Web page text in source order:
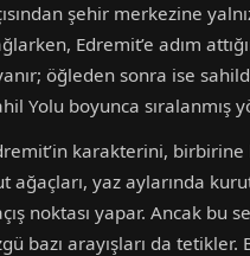
şehir merkezine
Edremit’e adım
öğleden sonra ise
Yolu boyunca
karakterini, birbirine
ağaçları, yaz aylarında
noktası yapar. Ancak bu
bazı arayışları da